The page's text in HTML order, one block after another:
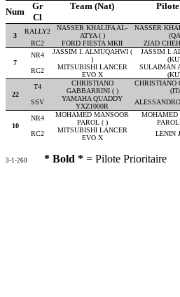
Num
Gr Team (Nat)
Cl
3
RALLY2
NASSER KHALIFA AL-
ATYA ( )
NASSER
RC2
FORD FIESTA MKII ZIAD
7
NR4
JASSIM I. ALMUQAHWI (
)
JASSIM I.
RC2
MITSUBISHI LANCER
EVO X
SULAIMAN
22
T4
CHRISTIANO
GABBARRINI ( )
CHRISTIANO
SSV
YAMAHA QUADDY
YXZ1000R
10
NR4
MOHAMED MANSOOR
PAROL ( )
MOHAMED
RC2
MITSUBISHI LANCER
EVO X
LENIN
3-1-260 * Bold * = Pilote Prioritaire